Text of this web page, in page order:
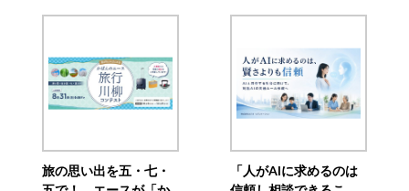
旅の思い出を五・七・
「人がAIに求めるのは